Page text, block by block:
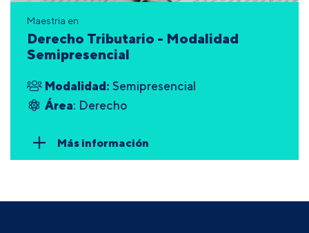
Maestría en
Derecho Tributario - Modalidad
Semipresencial
Modalidad: Semipresencial
Área: Derecho
Más información